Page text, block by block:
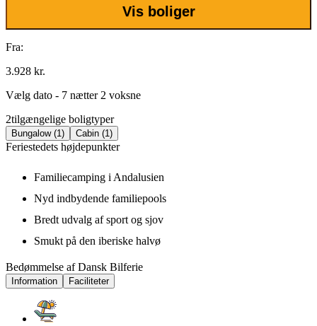
Vis boliger
Fra:
3.928 kr.
Vælg dato - 7 nætter 2 voksne
2tilgængelige boligtyper
Bungalow (1) Cabin (1)
Feriestedets højdepunkter
Familiecamping i Andalusien
Nyd indbydende familiepools
Bredt udvalg af sport og sjov
Smukt på den iberiske halvø
Bedømmelse af Dansk Bilferie
Information Faciliteter